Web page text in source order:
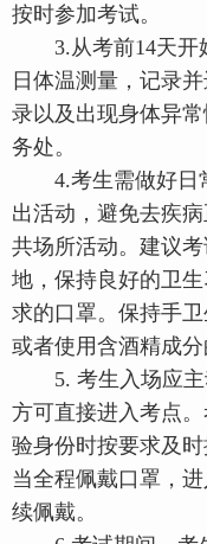
按时参加考试。
3.从考前14天开
日体温测量，记录
录以及出现身体异
务处。
4.考生需做好日
出活动，避免去疾
共场所活动。建议
地，保持良好的卫
求的口罩。保持手
或者使用含酒精成
5. 考生入场应主
方可直接进入考点
验身份时按要求及
当全程佩戴口罩，
续佩戴。